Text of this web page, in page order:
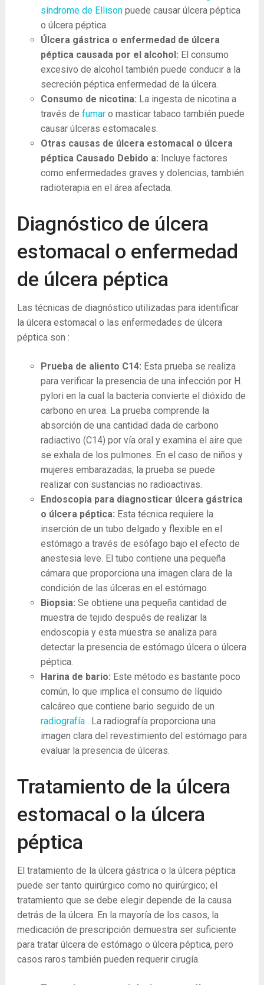
síndrome de Ellison puede causar úlcera péptica
o úlcera péptica.
Úlcera gástrica o enfermedad de úlcera
péptica causada por el alcohol: El consumo
excesivo de alcohol también puede conducir a la
secreción péptica enfermedad de la úlcera.
Consumo de nicotina: La ingesta de nicotina a
través de fumar o masticar tabaco también puede
causar úlceras estomacales.
Otras causas de úlcera estomacal o úlcera
péptica Causado Debido a: Incluye factores
como enfermedades graves y dolencias, también
radioterapia en el área afectada.
Diagnóstico de úlcera
estomacal o enfermedad
de úlcera péptica
Las técnicas de diagnóstico utilizadas para identificar
la úlcera estomacal o las enfermedades de úlcera
péptica son :
Prueba de aliento C14: Esta prueba se realiza
para verificar la presencia de una infección por H.
pylori en la cual la bacteria convierte el dióxido de
carbono en urea. La prueba comprende la
absorción de una cantidad dada de carbono
radiactivo (C14) por vía oral y examina el aire que
se exhala de los pulmones. En el caso de niños y
mujeres embarazadas, la prueba se puede
realizar con sustancias no radioactivas.
Endoscopia para diagnosticar úlcera gástrica
o úlcera péptica: Esta técnica requiere la
inserción de un tubo delgado y flexible en el
estómago a través de esófago bajo el efecto de
anestesia leve. El tubo contiene una pequeña
cámara que proporciona una imagen clara de la
condición de las úlceras en el estómago.
Biopsia: Se obtiene una pequeña cantidad de
muestra de tejido después de realizar la
endoscopia y esta muestra se analiza para
detectar la presencia de estómago úlcera o úlcera
péptica.
Harina de bario: Este método es bastante poco
común, lo que implica el consumo de líquido
calcáreo que contiene bario seguido de un
radiografía . La radiografía proporciona una
imagen clara del revestimiento del estómago para
evaluar la presencia de úlceras.
Tratamiento de la úlcera
estomacal o la úlcera
péptica
El tratamiento de la úlcera gástrica o la úlcera péptica
puede ser tanto quirúrgico como no quirúrgico; el
tratamiento que se debe elegir depende de la causa
detrás de la úlcera. En la mayoría de los casos, la
medicación de prescripción demuestra ser suficiente
para tratar úlcera de estómago o úlcera péptica, pero
casos raros también pueden requerir cirugía.